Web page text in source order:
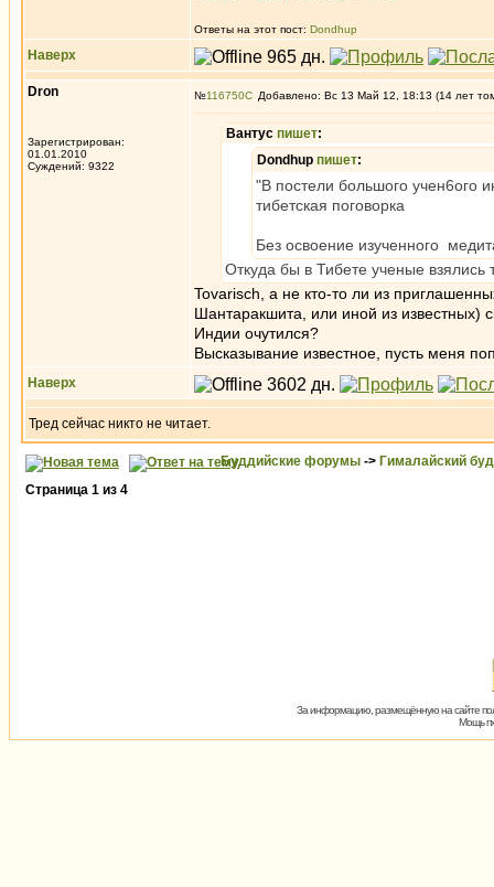
Ответы на этот пост: Dondhup
Наверх
Dron
Зарегистрирован:
01.01.2010
Суждений: 9322
№116750 Добавлено: Вс 13 Май 12, 18:13 (14 лет
Вантус пишет:
Dondhup пишет:
"В постели большого учен6ого
тибетская поговорка
Без освоение изученного
Откуда бы в Тибете ученые взялись
Tovarisch, а не кто-то ли из
Шантаракшита, или иной из известных)
Индии очутился?
Высказывание известное, пусть меня
Наверх
Тред сейчас никто не читает.
Буддийские форумы -> Гималайский
Страница 1 из 4
За информацию, размещённую на сайте
Мощь